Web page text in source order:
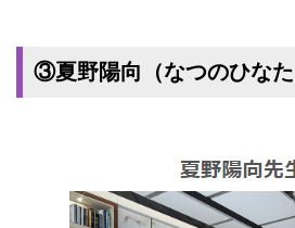
③夏野陽向（なつのひな